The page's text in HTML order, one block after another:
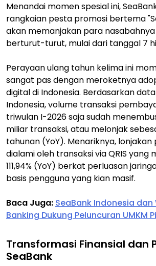
Menandai momen spesial ini,
rangkaian pesta promosi bertema
akan memanjakan para
berturut-turut, mulai dari tanggal 7
Perayaan ulang tahun kelima ini
sangat pas dengan meroketnya
digital di Indonesia. Berdasarkan
Indonesia, volume transaksi
triwulan I-2026 saja sudah
miliar transaksi, atau melonjak
tahunan (YoY). Menariknya,
dialami oleh transaksi via QRIS yang
111,94% (YoY) berkat perluasan
basis pengguna yang kian masif.
Baca Juga: SeaBank Indonesia dan
Banking Dukung Peluncuran UMKM
Transformasi Finansial dan
SeaBank